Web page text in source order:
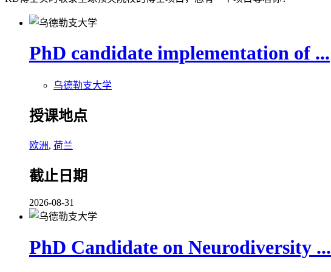
PhD candidate implementation of ...
乌德勒支大学
授课地点
欧洲, 荷兰
截止日期
2026-08-31
PhD Candidate on Neurodiversity ...